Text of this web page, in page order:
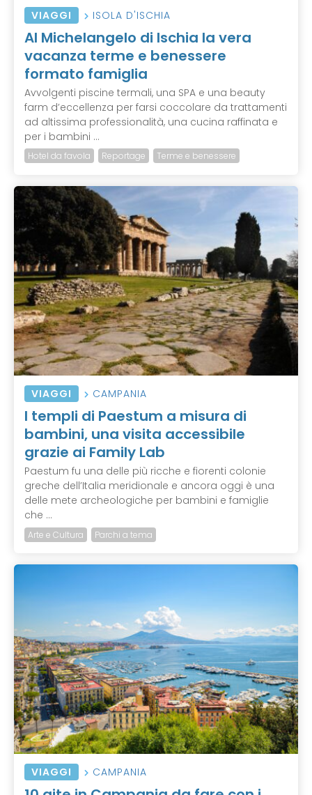
VIAGGI ISOLA D'ISCHIA
Al Michelangelo di Ischia la vera
vacanza terme e benessere
formato famiglia
Avvolgenti piscine termali, una SPA e una beauty
farm d’eccellenza per farsi coccolare da trattamenti
ad altissima professionalità, una cucina raffinata e
per i bambini ...
Hotel da favola Reportage Terme e benessere
VIAGGI CAMPANIA
I templi di Paestum a misura di
bambini, una visita accessibile
grazie ai Family Lab
Paestum fu una delle più ricche e fiorenti colonie
greche dell’Italia meridionale e ancora oggi è una
delle mete archeologiche per bambini e famiglie
che ...
Arte e Cultura Parchi a tema
VIAGGI CAMPANIA